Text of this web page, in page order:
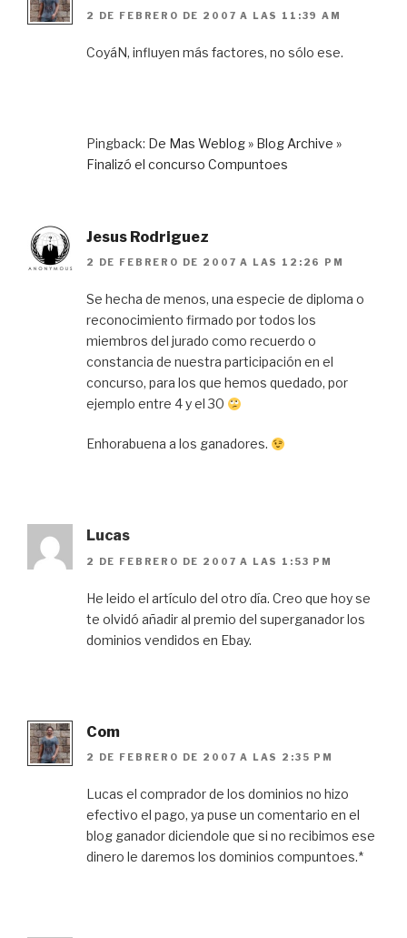
2 DE FEBRERO DE 2007 A LAS 11:39 AM
CoyáN, influyen más factores, no sólo ese.
Pingback: De Mas Weblog » Blog Archive »
Finalizó el concurso Compuntoes
Jesus Rodriguez
2 DE FEBRERO DE 2007 A LAS 12:26 PM
Se hecha de menos, una especie de diploma o
reconocimiento firmado por todos los
miembros del jurado como recuerdo o
constancia de nuestra participación en el
concurso, para los que hemos quedado, por
ejemplo entre 4 y el 30
Enhorabuena a los ganadores.
Lucas
2 DE FEBRERO DE 2007 A LAS 1:53 PM
He leido el artículo del otro día. Creo que hoy se
te olvidó añadir al premio del superganador los
dominios vendidos en Ebay.
Com
2 DE FEBRERO DE 2007 A LAS 2:35 PM
Lucas el comprador de los dominios no hizo
efectivo el pago, ya puse un comentario en el
blog ganador diciendole que si no recibimos ese
dinero le daremos los dominios compuntoes.*